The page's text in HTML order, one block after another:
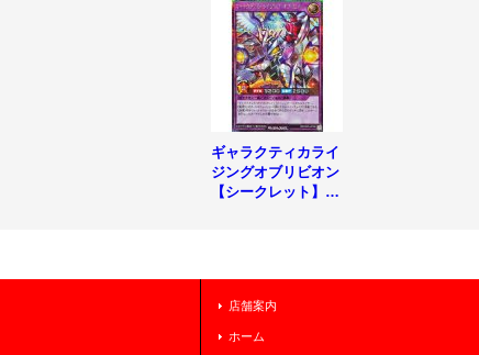
ギャラクティカライ
ジングオブリビオン
【シークレット】{R
店舗案内
ホーム